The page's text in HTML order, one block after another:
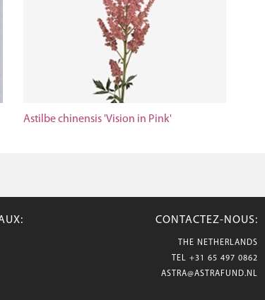
Astilbe chinensis 'Vision in Pink'
CONTACTEZ-NOUS:
THE NETHERLANDS
TEL +31 65 497 0862
ASTRA@ASTRAFUND.NL